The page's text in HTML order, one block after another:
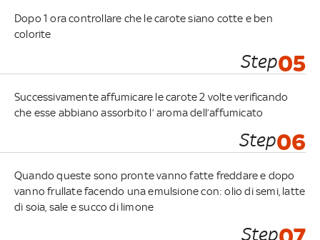
Dopo 1 ora controllare che le carote siano cotte e ben
colorite
Step05
Successivamente affumicare le carote 2 volte verificando
che esse abbiano assorbito l’ aroma dell’affumicato
Step06
Quando queste sono pronte vanno fatte freddare e dopo
vanno frullate facendo una emulsione con: olio di semi, latte
di soia, sale e succo di limone
Step